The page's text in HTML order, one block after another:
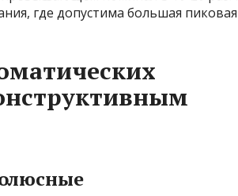
где допустима большая пиковая